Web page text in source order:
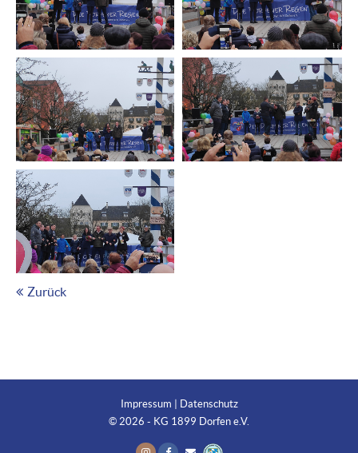
Zurück
Impressum
Datenschutz
© 2026 - KG 1899 Dorfen e.V.